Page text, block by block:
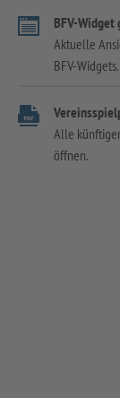
BFV-
Aktuelle
BFV-Widgets.
Alle
öffnen.